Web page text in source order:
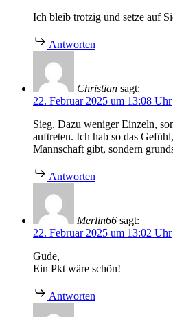
Ich bleib trotzig und setze auf
Antworten
Christian sagt:
22. Februar 2025 um 13:08 Uhr
Sieg. Dazu weniger Einzeln,
auftreten. Ich hab so das
Mannschaft gibt, sondern
Antworten
Merlin66 sagt:
22. Februar 2025 um 13:02 Uhr
Gude,
Ein Pkt wäre schön!
Antworten